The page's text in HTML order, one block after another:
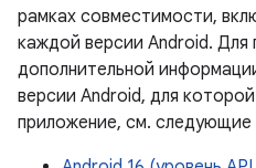
рамках совместимости,
каждой версии Android. Для
дополнительной
версии Android, для
приложение, см. следующие